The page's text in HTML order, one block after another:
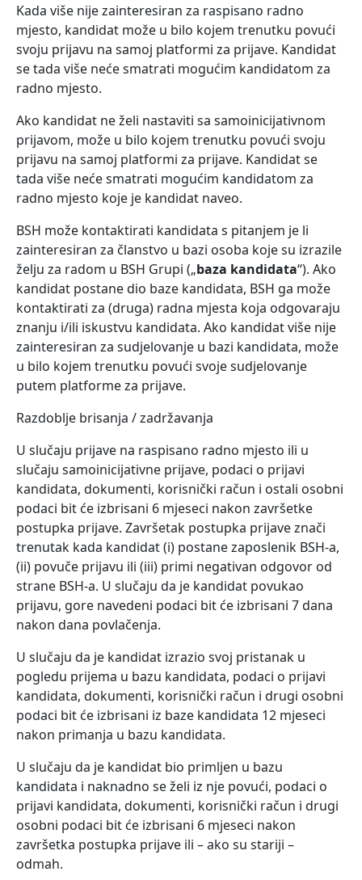
Kada više nije zainteresiran za raspisano radno
mjesto, kandidat može u bilo kojem trenutku povući
svoju prijavu na samoj platformi za prijave. Kandidat
se tada više neće smatrati mogućim kandidatom za
radno mjesto.
Ako kandidat ne želi nastaviti sa samoinicijativnom
prijavom, može u bilo kojem trenutku povući svoju
prijavu na samoj platformi za prijave. Kandidat se
tada više neće smatrati mogućim kandidatom za
radno mjesto koje je kandidat naveo.
BSH može kontaktirati kandidata s pitanjem je li
zainteresiran za članstvo u bazi osoba koje su izrazile
želju za radom u BSH Grupi („baza kandidata“). Ako
kandidat postane dio baze kandidata, BSH ga može
kontaktirati za (druga) radna mjesta koja odgovaraju
znanju i/ili iskustvu kandidata. Ako kandidat više nije
zainteresiran za sudjelovanje u bazi kandidata, može
u bilo kojem trenutku povući svoje sudjelovanje
putem platforme za prijave.
Razdoblje brisanja / zadržavanja
U slučaju prijave na raspisano radno mjesto ili u
slučaju samoinicijativne prijave, podaci o prijavi
kandidata, dokumenti, korisnički račun i ostali osobni
podaci bit će izbrisani 6 mjeseci nakon završetke
postupka prijave. Završetak postupka prijave znači
trenutak kada kandidat (i) postane zaposlenik BSH-a,
(ii) povuče prijavu ili (iii) primi negativan odgovor od
strane BSH-a. U slučaju da je kandidat povukao
prijavu, gore navedeni podaci bit će izbrisani 7 dana
nakon dana povlačenja.
U slučaju da je kandidat izrazio svoj pristanak u
pogledu prijema u bazu kandidata, podaci o prijavi
kandidata, dokumenti, korisnički račun i drugi osobni
podaci bit će izbrisani iz baze kandidata 12 mjeseci
nakon primanja u bazu kandidata.
U slučaju da je kandidat bio primljen u bazu
kandidata i naknadno se želi iz nje povući, podaci o
prijavi kandidata, dokumenti, korisnički račun i drugi
osobni podaci bit će izbrisani 6 mjeseci nakon
završetka postupka prijave ili – ako su stariji –
odmah.